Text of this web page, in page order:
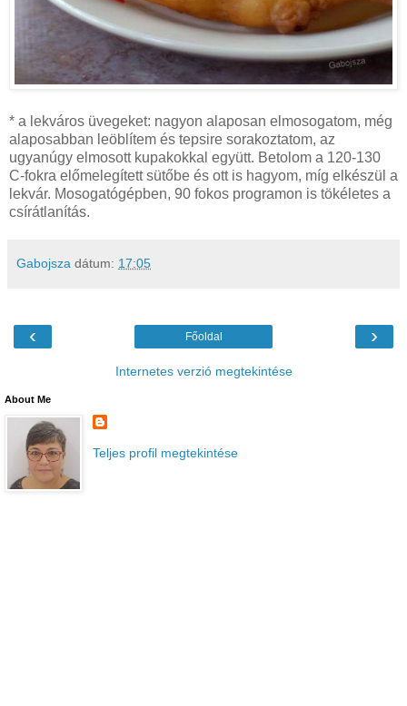
* a lekváros üvegeket: nagyon alaposan elmosogatom, még
alaposabban leöblítem és tepsire sorakoztatom, az
ugyanúgy elmosott kupakokkal együtt. Betolom a 120-130
C-fokra előmelegített sütőbe és ott is hagyom, míg elkészül a
lekvár. Mosogatógépben, 90 fokos programon is tökéletes a
csírátlanítás.
Gabojsza dátum: 17:05
‹ ›
Főoldal
Internetes verzió megtekintése
About Me
Teljes profil megtekintése